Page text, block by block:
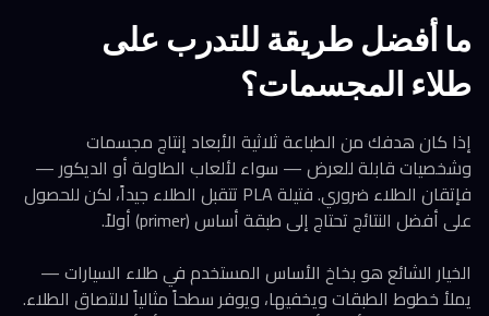
ما أفضل طريقة للتدرب على
طلاء المجسمات؟
إذا كان هدفك من الطباعة ثلاثية الأبعاد إنتاج مجسمات
وشخصيات قابلة للعرض — سواء لألعاب الطاولة أو الديكور —
فإتقان الطلاء ضروري. فتيلة PLA تتقبل الطلاء جيداً، لكن للحصول
على أفضل النتائج تحتاج إلى طبقة أساس (primer) أولاً.
الخيار الشائع هو بخاخ الأساس المستخدم في طلاء السيارات —
يملأ خطوط الطبقات ويخفيها، ويوفر سطحاً مثالياً لالتصاق الطلاء.